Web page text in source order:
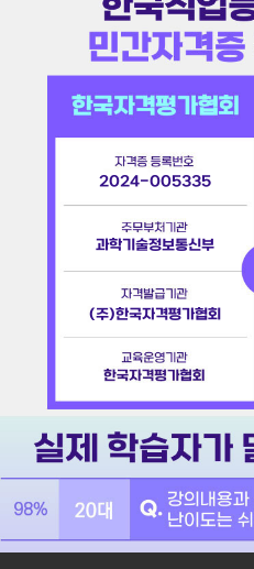
2024-005335
과학기술정보통신부
(주)한국자격평가협회